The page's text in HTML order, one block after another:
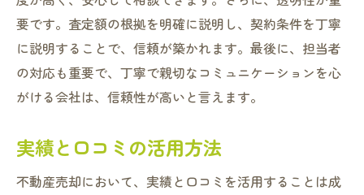
要です。査定額の根拠を明確に説明し、契約条件を丁寧
に説明することで、信頼が築かれます。最後に、担当者
の対応も重要で、丁寧で親切なコミュニケーションを心
がける会社は、信頼性が高いと言えます。
実績と口コミの活用方法
不動産売却において、実績と口コミを活用することは成